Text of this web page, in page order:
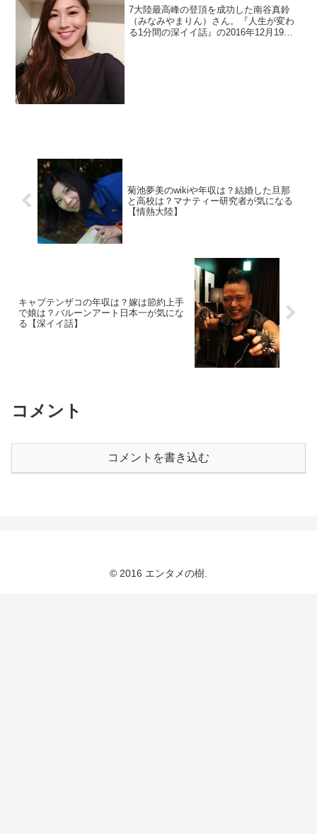
7大陸最高峰の登頂を成功した南谷真鈴
（みなみやまりん）さん。『人生が変わ
る1分間の深イイ話』の2016年12月19日
菊池夢美のwikiや年収は？結婚した旦那
と高校は？マナティー研究者が気になる
【情熱大陸】
キャプテンザコの年収は？嫁は節約上手
で娘は？バルーンアート日本一が気にな
る【深イイ話】
コメント
コメントを書き込む
© 2016 エンタメの樹.